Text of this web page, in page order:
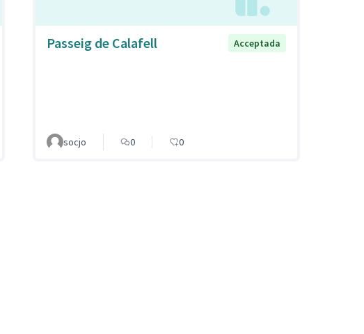
Passeig de Calafell Acceptada
socjo 0 0